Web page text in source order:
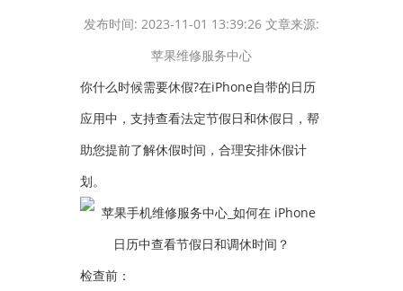
发布时间: 2023-11-01 13:39:26 文章来源:
苹果维修服务中心
你什么时候需要休假?在iPhone自带的日历
应用中，支持查看法定节假日和休假日，帮
助您提前了解休假时间，合理安排休假计
划。
检查前：